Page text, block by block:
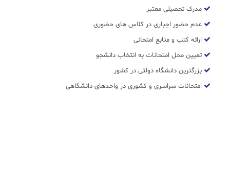
مدرک تحصیلی معتبر
عدم حضور اجباری در کلاس های حضوری
ارائه کتب و منابع امتحانی
تعیین محل امتحانات به انتخاب دانشجو
بزرگترین دانشگاه دولتی در کشور
امتحانات سراسری و کشوری در واحدهای دانشگاهی